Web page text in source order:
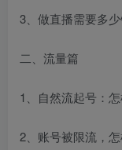
3、做直播需要多
二、流量篇
1、自然流起号：
2、账号被限流，